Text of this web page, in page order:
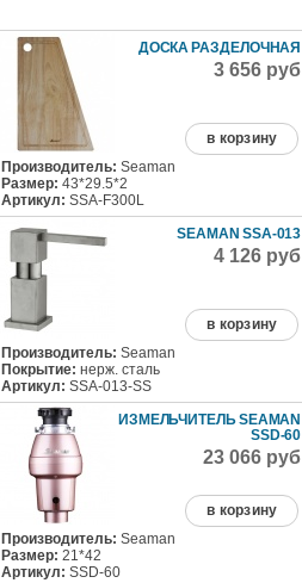
ДОСКА РАЗДЕЛОЧНАЯ
3 656 руб
в корзину
Производитель: Seaman
Размер: 43*29.5*2
Артикул: SSA-F300L
SEAMAN SSA-013
4 126 руб
в корзину
Производитель: Seaman
Покрытие: нерж. сталь
Артикул: SSA-013-SS
ИЗМЕЛЬЧИТЕЛЬ SEAMAN
SSD-60
23 066 руб
в корзину
Производитель: Seaman
Размер: 21*42
Артикул: SSD-60